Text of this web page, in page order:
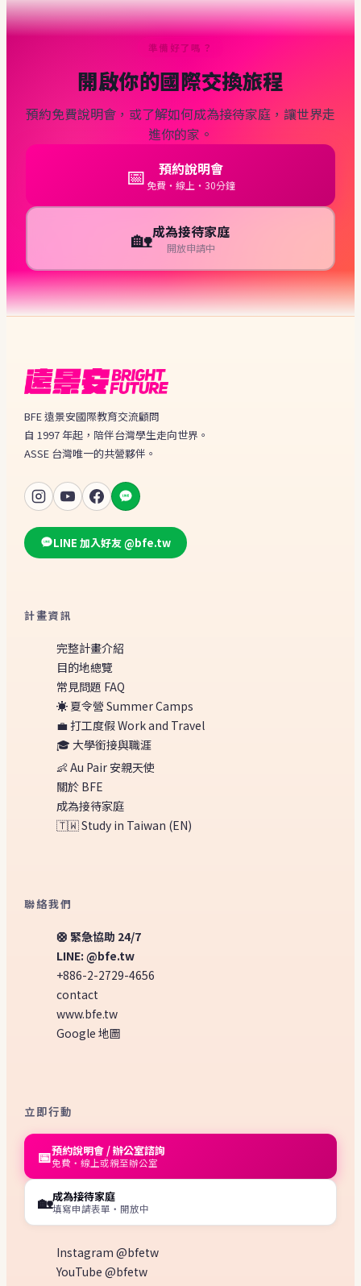
準備好了嗎？
開啟你的國際交換旅程
預約免費說明會，或了解如何成為接待家庭，讓世界走
進你的家。
📅 預約說明會
免費・線上・30分鐘
🏡成為接待家庭
開放申請中
BFE 遠景安國際教育交流顧問
自 1997 年起，陪伴台灣學生走向世界。
ASSE 台灣唯一的共營夥伴。
LINE 加入好友 @bfe.tw
計畫資訊
完整計畫介紹
目的地總覽
常見問題 FAQ
☀️ 夏令營 Summer Camps
💼 打工度假 Work and Travel
🎓 大學銜接與職涯
👶 Au Pair 安親天使
關於 BFE
成為接待家庭
🇹🇼 Study in Taiwan (EN)
聯絡我們
🛟 緊急協助 24/7
LINE: @bfe.tw
+886-2-2729-4656
contact
www.bfe.tw
Google 地圖
立即行動
📅預約說明會 / 辦公室諮詢
免費・線上或親至辦公室
🏡成為接待家庭
填寫申請表單・開放中
Instagram @bfetw
YouTube @bfetw